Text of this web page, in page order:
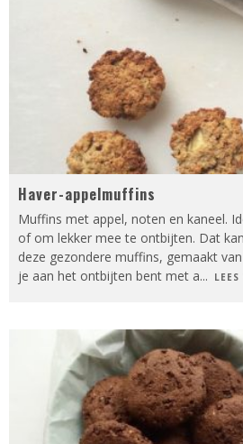
Haver-appelmuffins
Muffins met appel, noten en kaneel.
of om lekker mee te ontbijten. Dat
deze gezondere muffins, gemaakt
je aan het ontbijten bent met a...